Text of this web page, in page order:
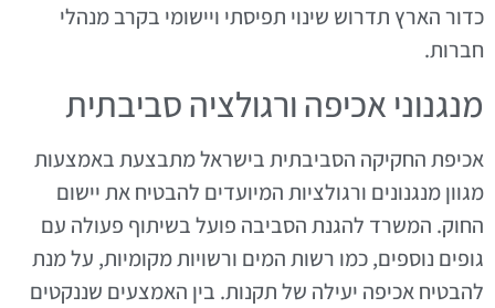
כדור הארץ תדרוש שינוי תפיסתי ויישומי בקרב מנהלי
חברות.
מנגנוני אכיפה ורגולציה סביבתית
אכיפת החקיקה הסביבתית בישראל מתבצעת באמצעות
מגוון מנגנונים ורגולציות המיועדים להבטיח את יישום
החוק. המשרד להגנת הסביבה פועל בשיתוף פעולה עם
גופים נוספים, כמו רשות המים ורשויות מקומיות, על מנת
להבטיח אכיפה יעילה של תקנות. בין האמצעים שננקטים